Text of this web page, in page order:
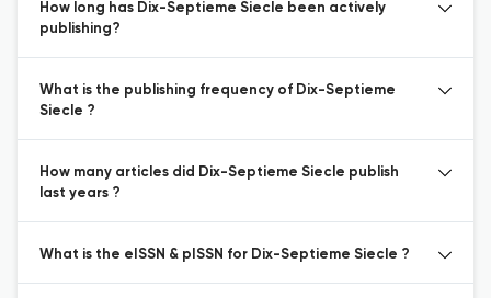
How long has Dix-Septieme Siecle been actively
publishing?
What is the publishing frequency of Dix-Septieme
Siecle ?
How many articles did Dix-Septieme Siecle publish
last years ?
What is the eISSN & pISSN for Dix-Septieme Siecle ?